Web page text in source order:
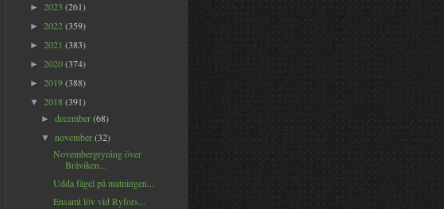
► 2023 (261)
► 2022(359)
► 2021 (383)
► 2020(374)
► 2019(388)
▼ 2018 (391)
►december(68)
▼november(32)
Novembergryning över
Bråviken...
Udda fågel på matningen...
Ensamt löv vid Ryfors...